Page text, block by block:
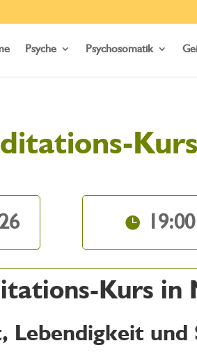
Psyche Psychosomatik
Kurs
Kurs in
Lebendigkeit